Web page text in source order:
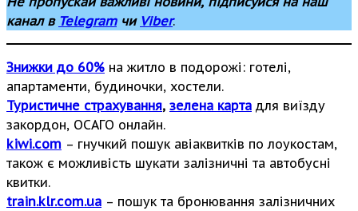
канал в Telegramчи Viber.
Знижки до 60% на житло в подорожі: готелі,
апартаменти, будиночки, хостели.
Туристичне страхування, зелена карта для виїзду
закордон, ОСАГО онлайн.
kiwi.com – гнучкий пошук авіаквитків по лоукостам,
також є можливість шукати залізничні та автобусні
квитки.
train.klr.com.ua – пошук та бронювання залізничних